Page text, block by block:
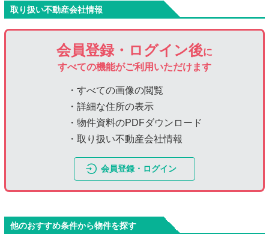
取り扱い不動産会社情報
会員登録・ログイン後に
すべての機能がご利用いただけます
・すべての画像の閲覧
・詳細な住所の表示
・物件資料のPDFダウンロード
・取り扱い不動産会社情報
会員登録・ログイン
他のおすすめ条件から物件を探す